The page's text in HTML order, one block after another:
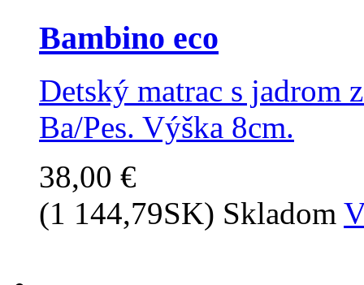
Bambino eco
Detský matrac s jadrom
Ba/Pes. Výška 8cm.
38,00 €
(1 144,79SK) Skladom